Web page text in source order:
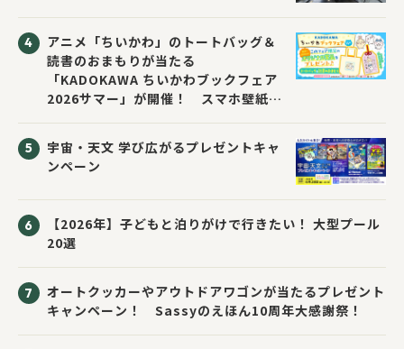
アニメ「ちいかわ」のトートバッグ＆
読書のおまもりが当たる
「KADOKAWA ちいかわブックフェア
2026サマー」が開催！ スマホ壁紙は
宇宙・天文 学び広がるプレゼントキャ
ンペーン
【2026年】子どもと泊りがけで行きたい！ 大型プール
20選
オートクッカーやアウトドアワゴンが当たるプレゼント
キャンペーン！ Sassyのえほん10周年大感謝祭！